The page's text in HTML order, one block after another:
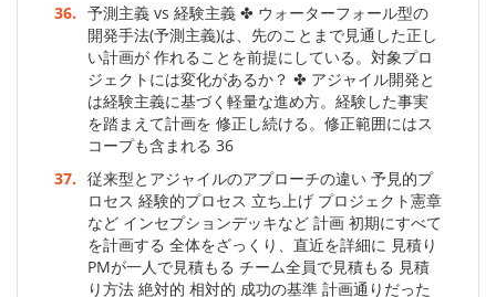
36. 予測主義 vs 経験主義 ✤ ウォーターフォール型の
開発手法(予測主義)は、先のことまで見通した正し
い計画が 作れることを前提にしている。対象プロ
ジェクトには変化があるか？ ✤ アジャイル開発と
は経験主義に基づく軽量な進め方。経験した事実
を踏まえて計画を 修正し続ける。修正範囲にはス
コープも含まれる 36
37. 従来型とアジャイルのアプローチの違い 予見的プ
ロセス 経験的プロセス 立ち上げ プロジェクト憲章
など インセプションデッキなど 計画 初期にすべて
を計画する 全体をざっくり、直近を詳細に 見積り
PMが一人で見積もる チーム全員で見積もる 見積
り方法 絶対的 相対的 成功の基準 計画通りだった